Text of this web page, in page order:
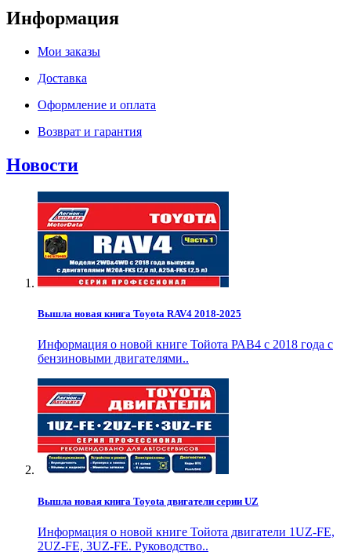
Информация
Мои заказы
Доставка
Оформление и оплата
Возврат и гарантия
Новости
Вышла новая книга Toyota RAV4 2018-2025
Информация о новой книге Тойота РАВ4 с 2018 года с
бензиновыми двигателями..
Вышла новая книга Toyota двигатели серии UZ
Информация о новой книге Тойота двигатели 1UZ-FE,
2UZ-FE, 3UZ-FE. Руководство..